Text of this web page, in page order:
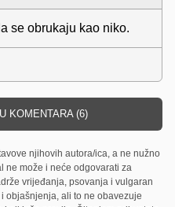
se obrukaju kao niko.
KOMENTARA (6)
njihovih autora/ica, a ne nužno
ne može i neće odgovarati za
vrijeđanja, psovanja i vulgaran
objašnjenja, ali to ne obavezuje